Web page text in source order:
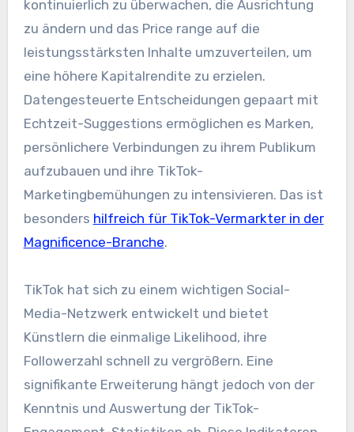
kontinuierlich zu überwachen, die Ausrichtung
zu ändern und das Price range auf die
leistungsstärksten Inhalte umzuverteilen, um
eine höhere Kapitalrendite zu erzielen.
Datengesteuerte Entscheidungen gepaart mit
Echtzeit-Suggestions ermöglichen es Marken,
persönlichere Verbindungen zu ihrem Publikum
aufzubauen und ihre TikTok-
Marketingbemühungen zu intensivieren. Das ist
besonders hilfreich für TikTok-Vermarkter in der
Magnificence-Branche.
TikTok hat sich zu einem wichtigen Social-
Media-Netzwerk entwickelt und bietet
Künstlern die einmalige Likelihood, ihre
Followerzahl schnell zu vergrößern. Eine
signifikante Erweiterung hängt jedoch von der
Kenntnis und Auswertung der TikTok-